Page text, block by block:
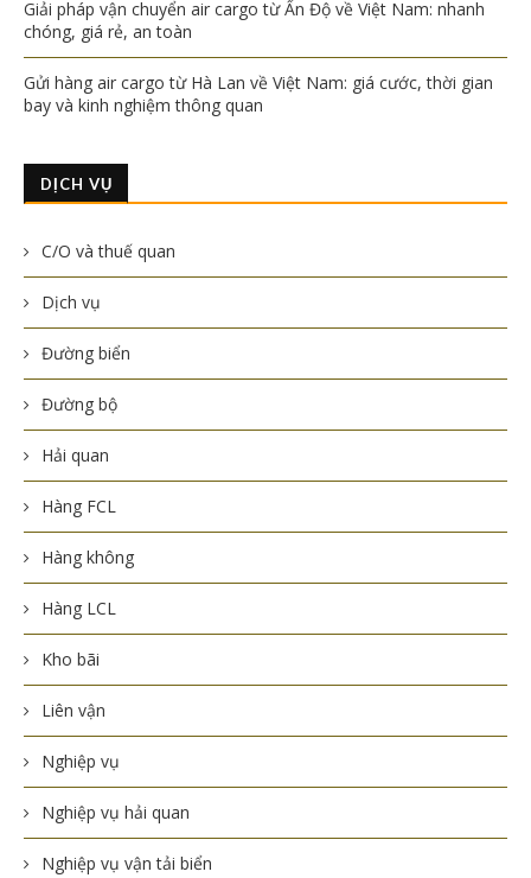
Giải pháp vận chuyển air cargo từ Ấn Độ về Việt Nam: nhanh
chóng, giá rẻ, an toàn
Gửi hàng air cargo từ Hà Lan về Việt Nam: giá cước, thời gian
bay và kinh nghiệm thông quan
DỊCH VỤ
C/O và thuế quan
Dịch vụ
Đường biển
Đường bộ
Hải quan
Hàng FCL
Hàng không
Hàng LCL
Kho bãi
Liên vận
Nghiệp vụ
Nghiệp vụ hải quan
Nghiệp vụ vận tải biển